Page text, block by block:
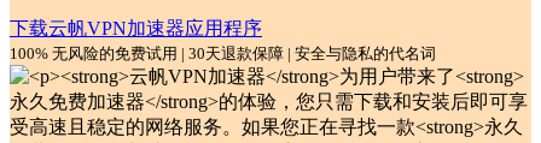
下载云帆VPN加速器应用程序
100% 无风险的免费试用 | 30天退款保障 | 安全与隐私的代名词